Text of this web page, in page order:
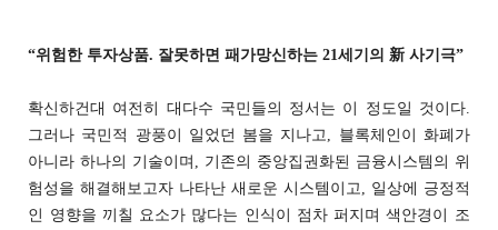
“위험한 투자상품. 잘못하면 패가망신하는 21세기의 新 사기극”
확신하건대 여전히 대다수 국민들의 정서는 이 정도일 것이다.
그러나 국민적 광풍이 일었던 봄을 지나고, 블록체인이 화폐가
아니라 하나의 기술이며, 기존의 중앙집권화된 금융시스템의 위
험성을 해결해보고자 나타난 새로운 시스템이고, 일상에 긍정적
인 영향을 끼칠 요소가 많다는 인식이 점차 퍼지며 색안경이 조